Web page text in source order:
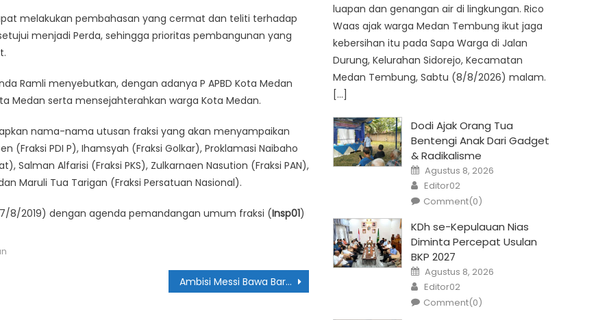
melakukan pembahasan yang cermat dan teliti terhadap
menjadi Perda, sehingga prioritas pembangunan yang
Ramli menyebutkan, dengan adanya P APBD Kota Medan
Medan serta mensejahterahkan warga Kota Medan.
nama-nama utusan fraksi yang akan menyampaikan
PDI P), Ihamsyah (Fraksi Golkar), Proklamasi Naibaho
Salman Alfarisi (Fraksi PKS), Zulkarnaen Nasution (Fraksi PAN),
Maruli Tua Tarigan (Fraksi Persatuan Nasional).
8/2019) dengan agenda pemandangan umum fraksi (Insp01)
Ambisi Messi Bawa Barcelona Sapu Bersih Trofi Musim Ini
luapan dan genangan air di lingkungan. Rico
Waas ajak warga Medan Tembung ikut jaga
kebersihan itu pada Sapa Warga di Jalan
Durung, Kelurahan Sidorejo, Kecamatan
Medan Tembung, Sabtu (8/8/2026) malam.
[…]
Dodi Ajak Orang Tua
Bentengi Anak Dari Gadget
& Radikalisme
Posted
on
Agustus 8, 2026
Author
Editor02
Comment(0)
KDh se-Kepulauan Nias
Diminta Percepat Usulan
BKP 2027
Posted
on
Agustus 8, 2026
Author
Editor02
Comment(0)